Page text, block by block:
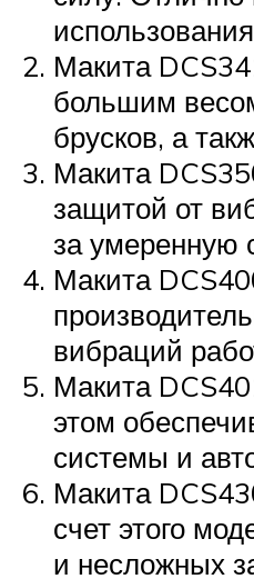
Макита
большим
брусков, а
Макита
защитой от
за умеренную
Макита
вибраций
Макита
этом
системы и
Макита
счет этого
и несложных